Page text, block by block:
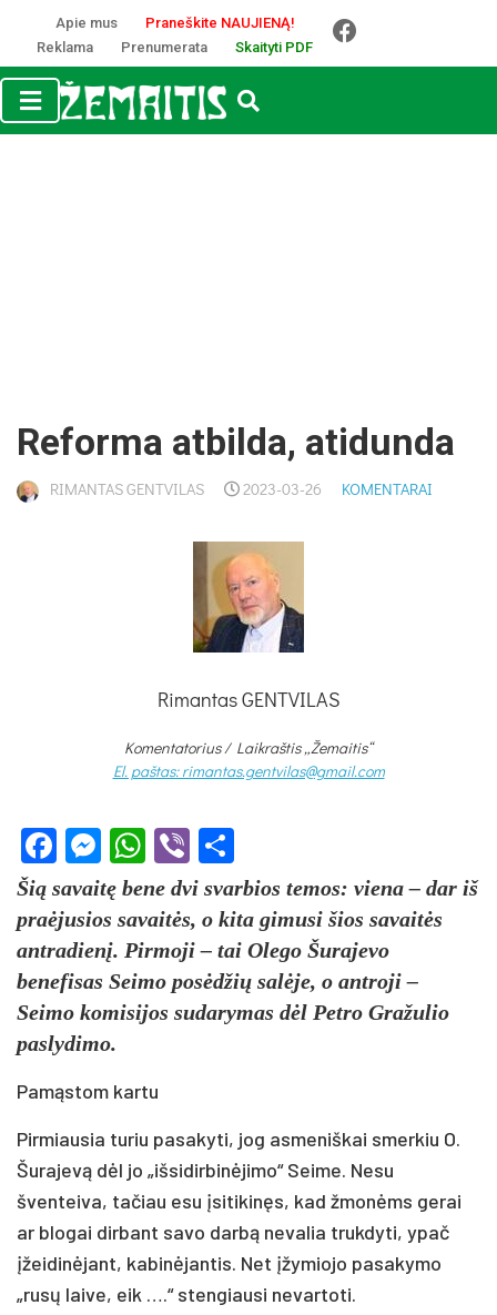
Apie mus
Praneškite NAUJIENĄ!
Reklama
Prenumerata Skaityti PDF
Reforma atbilda, atidunda
RIMANTAS GENTVILAS 2023-03-26 KOMENTARAI
Rimantas GENTVILAS
Komentatorius / Laikraštis „Žemaitis“
El. paštas: rimantas.gentvilas@gmail.com
Facebook
Messenger
WhatsApp
Viber
Šią savaitę bene dvi svarbios temos: viena – dar iš
praėjusios savaitės, o kita gimusi šios savaitės
antradienį. Pirmoji – tai Olego Šurajevo
benefisas Seimo posėdžių salėje, o antroji –
Seimo komisijos sudarymas dėl Petro Gražulio
paslydimo.
Pamąstom kartu
Pirmiausia turiu pasakyti, jog asmeniškai smerkiu O.
Šurajevą dėl jo „išsidirbinėjimo“ Seime. Nesu
šventeiva, tačiau esu įsitikinęs, kad žmonėms gerai
ar blogai dirbant savo darbą nevalia trukdyti, ypač
įžeidinėjant, kabinėjantis. Net įžymiojo pasakymo
„rusų laive, eik ….“ stengiausi nevartoti.